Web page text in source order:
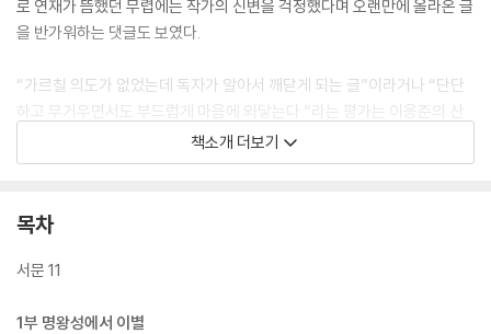
로 연재가 뜸했던 무렵에는 작가의 신변을 걱정했다며 오랜만에 올라온 글
을 반가워하는 댓글도 보였다.
“가르칠 의도가 없었는데 독자가 알아서 깨닫게 되는 글”이라거나 “단단
하고 무거우면서도 부드럽게 마음에 와닿는다.”라는 평가는 이응준의 산
문에 대한 가장 정확한 표현이다. 이토록 오랜 시간 동안 꾸준히 연재된 글
도 드물지만, 이토록 진지하게 작가를 응원하고 작가에게 고마워하는 반응
글이 올라오기를 기다리고 그의 글이 올라오면 반가워한 독자들이 직접 남
너무 슬퍼지기 전에 튀어나와 분위기를 바꿔 주는 유머, 이 모든 과정을 가
책소개 더보기
목차
서문 11
1부 명왕성에서 이별